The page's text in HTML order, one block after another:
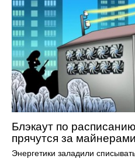
Блэкаут по
прячутся за майнерами
Энергетики заладили